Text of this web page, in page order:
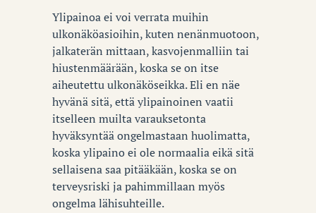
Ylipainoa ei voi verrata muihin
ulkonäköasioihin, kuten nenänmuotoon,
jalkaterän mittaan, kasvojenmalliin tai
hiustenmäärään, koska se on itse
aiheutettu ulkonäköseikka. Eli en näe
hyvänä sitä, että ylipainoinen vaatii
itselleen muilta varauksetonta
hyväksyntää ongelmastaan huolimatta,
koska ylipaino ei ole normaalia eikä sitä
sellaisena saa pitääkään, koska se on
terveysriski ja pahimmillaan myös
ongelma lähisuhteille.